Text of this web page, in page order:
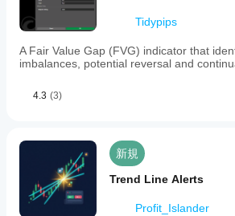
Tidypips
A Fair Value Gap (FVG) indicator that
imbalances, potential reversal and
4.3 (3)
新規
Trend Line Alerts
Profit_Islander